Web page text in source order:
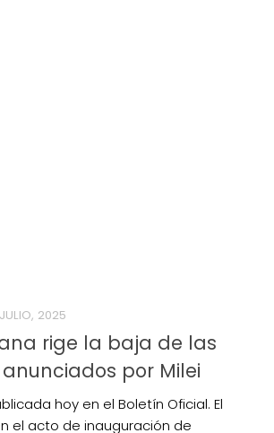
2025
rige la baja de las
por Milei
hoy en el Boletín Oficial. El
el acto de inauguración de